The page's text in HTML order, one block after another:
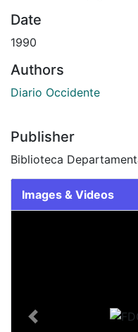
Date
1990
Authors
Diario Occidente
Publisher
Biblioteca
Images & Videos
Previous